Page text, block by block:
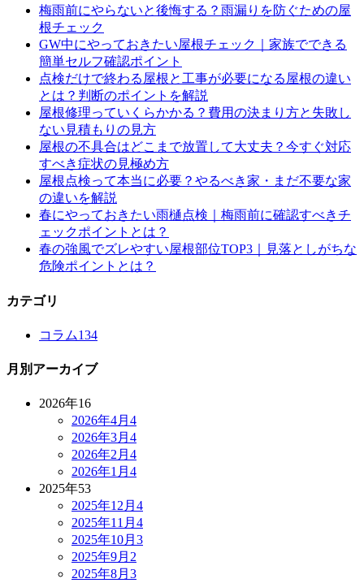
梅雨前にやらないと後悔する？雨漏りを防ぐための屋
根チェック
GW中にやっておきたい屋根チェック｜家族でできる
簡単セルフ確認ポイント
点検だけで終わる屋根と工事が必要になる屋根の違い
とは？判断のポイントを解説
屋根修理っていくらかかる？費用の決まり方と失敗し
ない見積もりの見方
屋根の不具合はどこまで放置して大丈夫？今すぐ対応
すべき症状の見極め方
屋根点検って本当に必要？やるべき家・まだ不要な家
の違いを解説
春にやっておきたい雨樋点検｜梅雨前に確認すべきチ
ェックポイントとは？
春の強風でズレやすい屋根部位TOP3｜見落としがちな
危険ポイントとは？
カテゴリ
コラム134
月別アーカイブ
2026年16
2026年4月 4
2026年3月 4
2026年2月 4
2026年1月 4
2025年53
2025年12月 4
2025年11月 4
2025年10月 3
2025年9月 2
2025年8月 3